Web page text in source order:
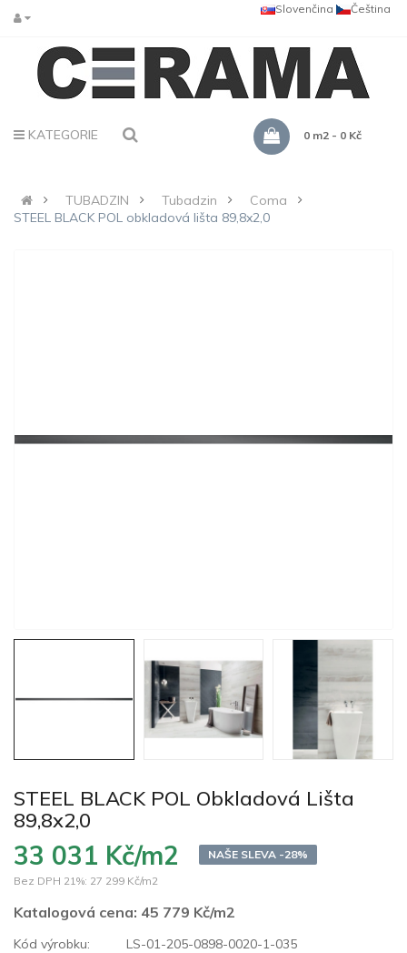
Čeština
Slovenčina
KATEGORIE 0 m2 - 0 Kč
TUBADZIN Tubadzin
Coma
STEEL BLACK POL obkladová lišta 89,8x2,0
STEEL BLACK POL Obkladová Lišta
89,8x2,0
33 031 Kč/m2
NAŠE SLEVA -28%
Bez DPH 21%: 27 299 Kč/m2
Katalogová cena: 45 779 Kč/m2
Kód výrobku:
LS-01-205-0898-0020-1-035